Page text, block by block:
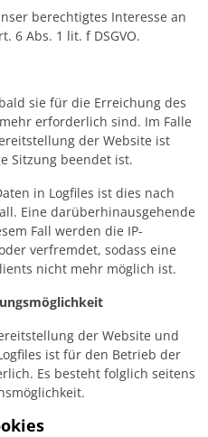
berechtigtes Interesse an
6 Abs. 1 lit. f DSGVO.
sie für die Erreichung des
erforderlich sind. Im Falle
der Website ist
Sitzung beendet ist.
in Logfiles ist dies nach
Eine darüberhinausgehende
Fall werden die IP-
verfremdet, sodass eine
nicht mehr möglich ist.
der Website und
ist für den Betrieb der
Es besteht folglich seitens